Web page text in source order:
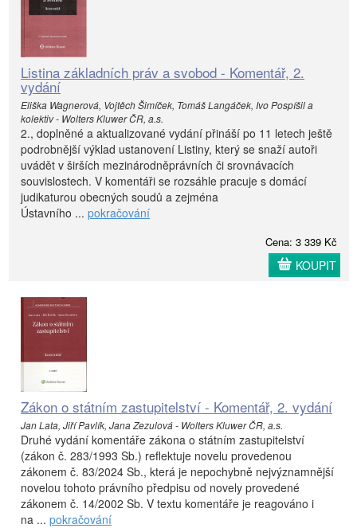
Listina základních práv a svobod - Komentář, 2.
vydání
Eliška Wagnerová, Vojtěch Šimíček, Tomáš Langáček, Ivo Pospíšil a
kolektiv - Wolters Kluwer ČR, a.s.
2., doplněné a aktualizované vydání přináší po 11 letech ještě
podrobnější výklad ustanovení Listiny, který se snaží autoři
uvádět v širších mezinárodněprávních či srovnávacích
souvislostech. V komentáři se rozsáhle pracuje s domácí
judikaturou obecných soudů a zejména
Ústavního ... pokračování
Cena: 3 339 Kč
KOUPIT
Zákon o státním zastupitelství - Komentář, 2. vydání
Jan Lata, Jiří Pavlík, Jana Zezulová - Wolters Kluwer ČR, a.s.
Druhé vydání komentáře zákona o státním zastupitelství
(zákon č. 283/1993 Sb.) reflektuje novelu provedenou
zákonem č. 83/2024 Sb., která je nepochybně nejvýznamnější
novelou tohoto právního předpisu od novely provedené
zákonem č. 14/2002 Sb. V textu komentáře je reagováno i
na ... pokračování